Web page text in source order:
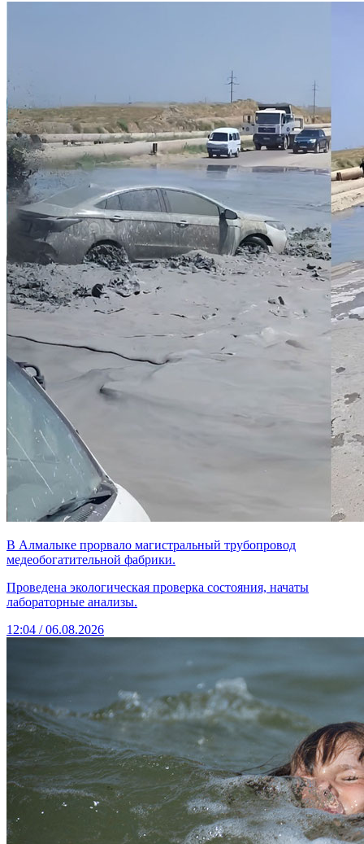
В Алмалыке прорвало магистральный трубопровод
медеобогатительной фабрики.
Проведена экологическая проверка состояния, начаты
лабораторные анализы.
12:04 / 06.08.2026